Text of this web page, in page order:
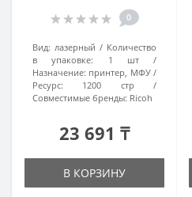
0
Вид: лазерный
Количество
в упаковке:
1 шт
Назначение: принтер, МФУ
Ресурс:
1200 стр
Совместимые бренды: Ricoh
23 691 ₸
В КОРЗИНУ